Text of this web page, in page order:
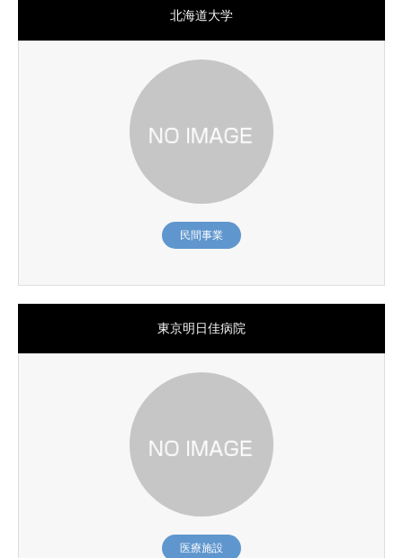
北海道大学
民間事業
東京明日佳病院
医療施設